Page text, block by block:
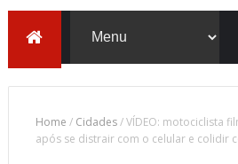
Home / Cidades/VÍDEO: motociclista
após se distrair com o celular e colidir